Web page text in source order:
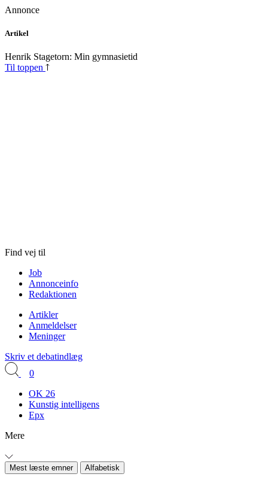
Annonce
Skip
content
Artikel
Henrik Stagetorn: Min gymnasietid
Til toppen
Find vej til
Job
Annonceinfo
Redaktionen
Artikler
Anmeldelser
Meninger
Skriv et debatindlæg
0
OK 26
Kunstig intelligens
Epx
Mere
Mest læste emner Alfabetisk